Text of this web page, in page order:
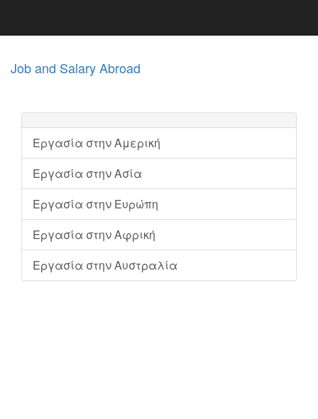
Job and Salary Abroad
Εργασία στην Αμερική
Εργασία στην Ασία
Εργασία στην Ευρώπη
Εργασία στην Αφρική
Εργασία στην Αυστραλία